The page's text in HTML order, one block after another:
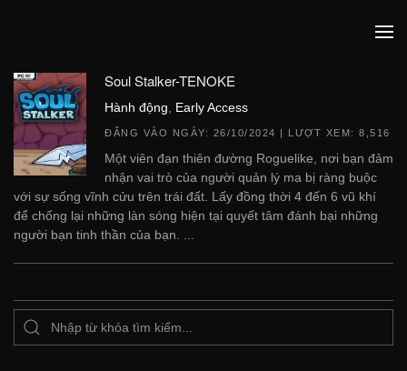
Soul Stalker-TENOKE
Hành động Early Access
ĐĂNG VÀO NGÀY: 26/10/2024 | LƯỢT XEM: 8,516
Một viên đạn thiên đường Roguelike, nơi bạn đảm
nhận vai trò của người quản lý ma bị ràng buộc
với sự sống vĩnh cửu trên trái đất. Lấy đồng thời 4 đến 6 vũ khí
để chống lại những làn sóng hiện tại quyết tâm đánh bại những
người bạn tinh thần của bạn. ...